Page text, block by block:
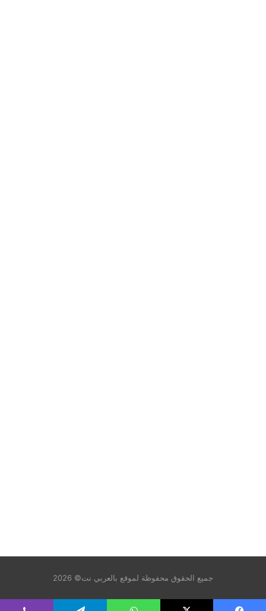
جميع الحقوق محفوظة لموقع بالعربي نت© 2026